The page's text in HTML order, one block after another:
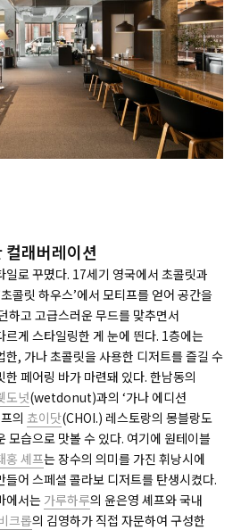
래버레이션
로 꾸몄다. 17세기 영국에서 초콜릿과
콜릿 하우스’에서 모티프를 얻어 공간을
하고 고급스러운 무드를 맞추면서
게 스타일링한 게 눈에 띈다. 1층에는
한, 가나 초콜릿을 사용한 디저트를 즐길 수
페어링 바가 마련돼 있다. 한남동의
도넛(wetdonut)과의 ‘가나 에디션
의 쵸이닷(CHOI.) 레스토랑의 몽블랑도
모습으로 맛볼 수 있다. 여기에 원테이블
홍 셰프는 장수의 의미를 가진 휘낭시에
어 스페셜 콜라보 디저트를 탄생시켰다.
에서는 가루하루의 윤은영 셰프와 국내
크롭의 김영하가 직접 자문하여 구성한